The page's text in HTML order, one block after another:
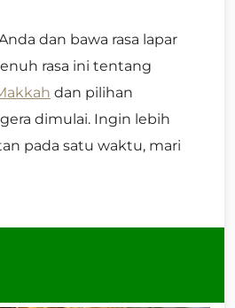
dan bawa rasa lapar
rasa ini tentang
dan pilihan
dimulai. Ingin lebih
pada satu waktu, mari